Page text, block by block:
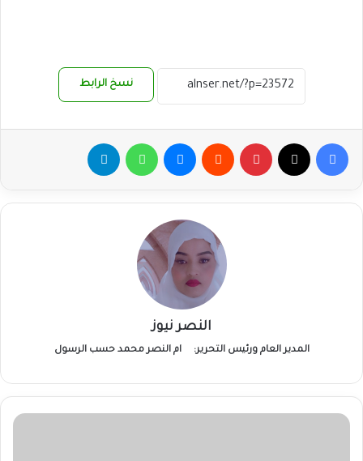
نسخ الرابط
فيسبوك بينتيريست ماسنجر واتساب
النصر نيوز
المدير العام ورئيس التحرير: ام النصر محمد حسب الرسول
أحمد